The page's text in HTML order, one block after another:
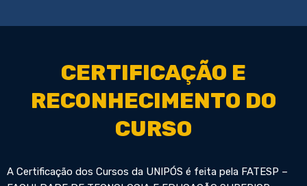
CERTIFICAÇÃO E
RECONHECIMENTO DO
CURSO
A Certificação dos Cursos da UNIPÓS é feita pela FATESP –